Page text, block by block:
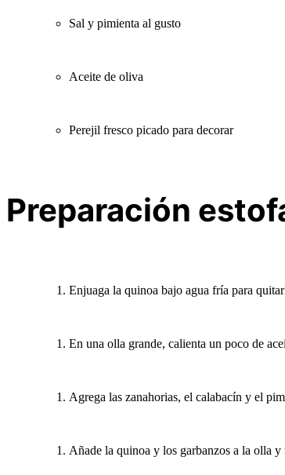
Sal y pimienta al gusto
Aceite de oliva
Perejil fresco picado para decorar
Preparación
Enjuaga la quinoa bajo agua fría para
En una olla grande, calienta un poco de
Agrega las zanahorias, el calabacín y el
Añade la quinoa y los garbanzos a la olla y